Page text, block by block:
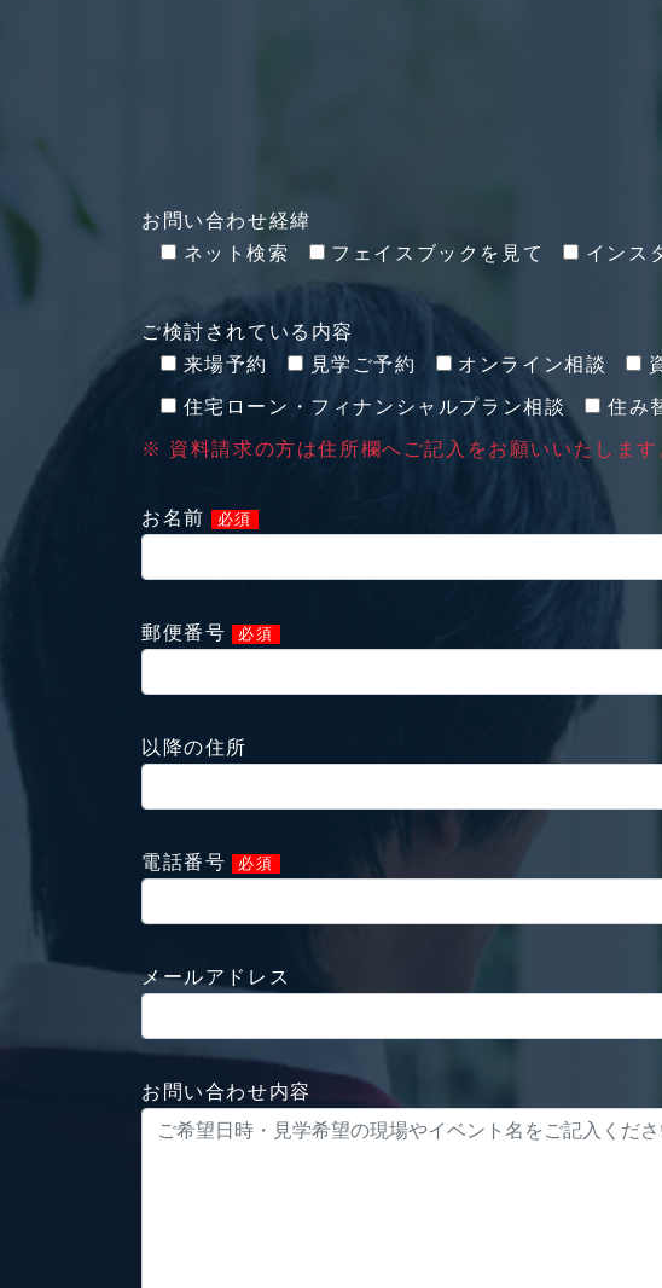
お問い合わせ経緯
ネット検索
フェイスブックを見て インス
ご検討されている内容
来場予約
見学ご予約 オンライン相談
住宅ローン・フィナンシャルプラン相談 住み
※ 資料請求の方は住所欄へご記入をお願いいたします
お名前 必須
郵便番号 必須
以降の住所
電話番号 必須
メールアドレス
お問い合わせ内容